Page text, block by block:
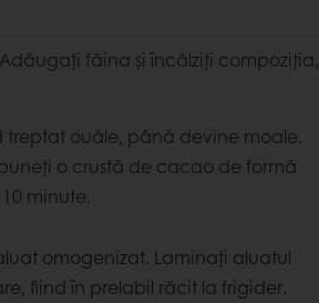
făina și încălziți compoziția,
ouăle, până devine moale.
o crustă de cacao de formă
minute.
omogenizat. Laminați aluatul
fiind în prelabil răcit la frigider.